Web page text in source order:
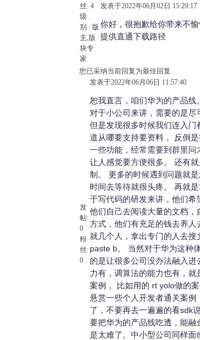
丝: 4
级
别 : 版
主,版
块专
家
发表于2022年06月02日 15:29:17
你好，很抱歉给你带来不
提供直通下载路径
您已采纳当前回复为最佳回复
发
帖:
0
粉
丝:
0
发表于2022年06月06日 11:57:40
恕我直言，咱们华为的产品线
对于小公司来讲，需要的是尽
但是发现很多时候我们连入
道从哪要支持要资料， 反倒
一些功能，经常需要到群里
让人感觉要方便很多。 还有
制。 更多的时候遇到问题就
时间去等待就很头疼。 再就
于写代码的研发来讲，他们
他们自己去阅读大量的文档
方式，他们有充足的钱去养
就几个人，拿出专门的人去
paste b。 当然对于华为这种
的是让很多公司没办法融入
力有，调算法的能力也有，
案例， 比如用的 rt yolo做的
悬赏一些个人开发者通关案
了，不要再去一遍遍的看sdk
要把华为的产品线吃透，能
是太难了。中小型公司同样